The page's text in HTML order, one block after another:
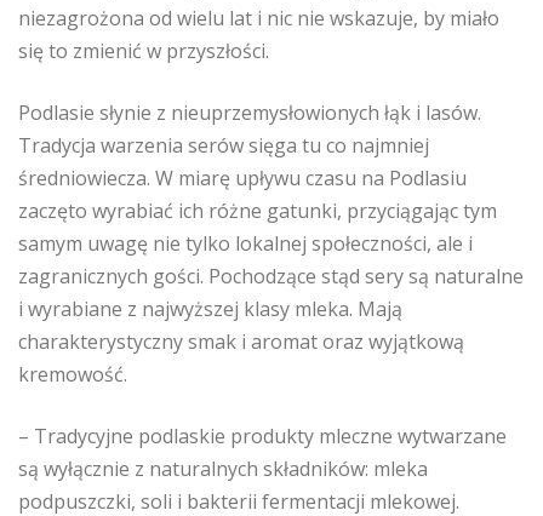
niezagrożona od wielu lat i nic nie wskazuje, by miało
się to zmienić w przyszłości.
Podlasie słynie z nieuprzemysłowionych łąk i lasów.
Tradycja warzenia serów sięga tu co najmniej
średniowiecza. W miarę upływu czasu na Podlasiu
zaczęto wyrabiać ich różne gatunki, przyciągając tym
samym uwagę nie tylko lokalnej społeczności, ale i
zagranicznych gości. Pochodzące stąd sery są naturalne
i wyrabiane z najwyższej klasy mleka. Mają
charakterystyczny smak i aromat oraz wyjątkową
kremowość.
– Tradycyjne podlaskie produkty mleczne wytwarzane
są wyłącznie z naturalnych składników: mleka
podpuszczki, soli i bakterii fermentacji mlekowej.